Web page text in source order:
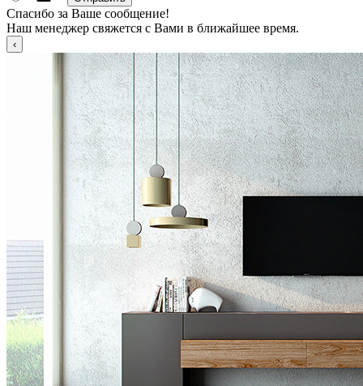
Спасибо за Ваше сообщение!
Наш менеджер свяжется с Вами в ближайшее время.